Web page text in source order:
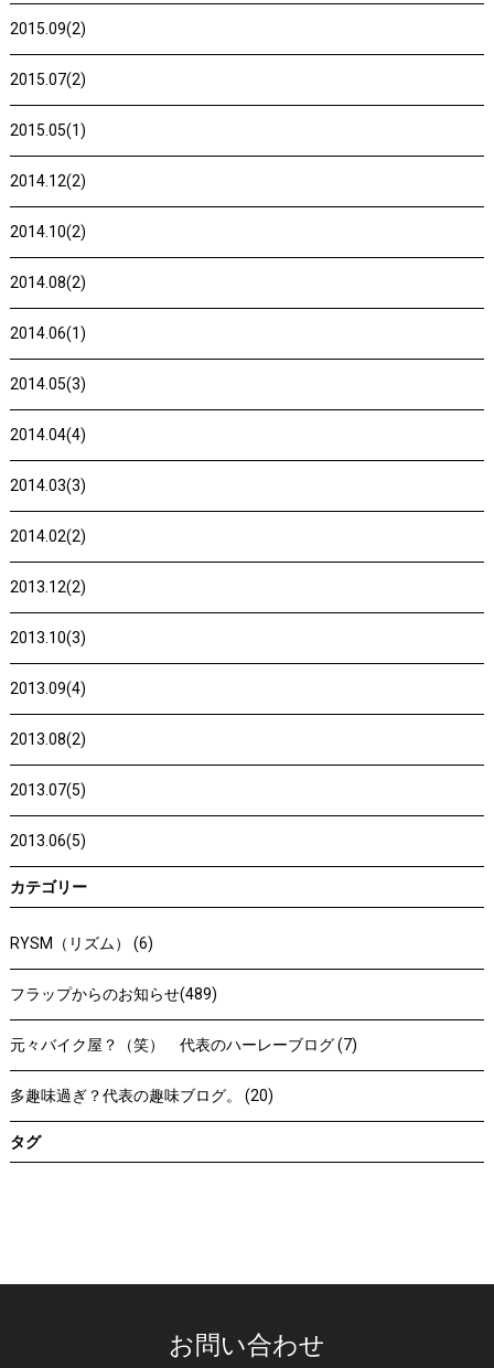
2015.09(2)
2015.07(2)
2015.05(1)
2014.12(2)
2014.10(2)
2014.08(2)
2014.06(1)
2014.05(3)
2014.04(4)
2014.03(3)
2014.02(2)
2013.12(2)
2013.10(3)
2013.09(4)
2013.08(2)
2013.07(5)
2013.06(5)
カテゴリー
RYSM（リズム） (6)
フラップからのお知らせ(489)
元々バイク屋？（笑） 代表のハーレーブログ (7)
多趣味過ぎ？代表の趣味ブログ。 (20)
タグ
お問い合わせ